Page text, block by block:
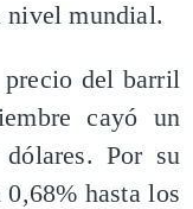
nivel mundial.
del barril
cayó un
Por su
hasta los